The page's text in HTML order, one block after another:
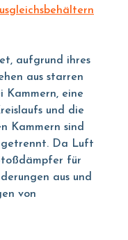
aufgrund ihres
aus starren
Kammern, eine
und die
Kammern sind
getrennt. Da Luft
für
aus und
von